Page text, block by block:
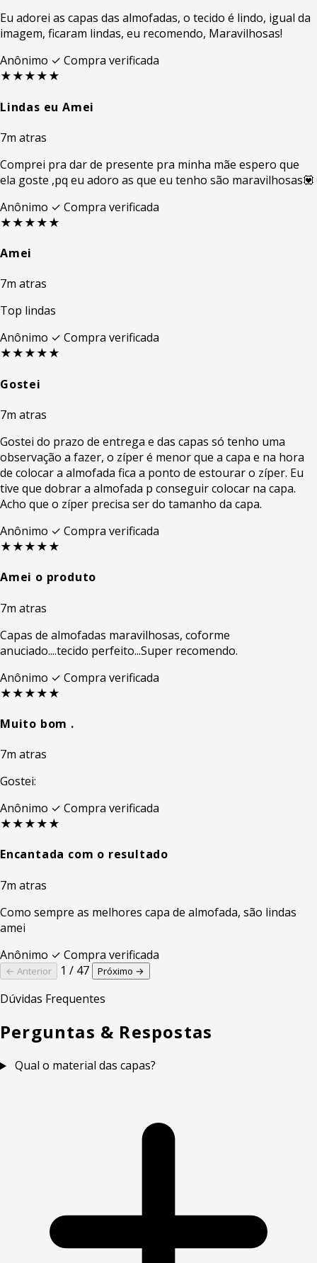
Eu adorei as capas das almofadas, o tecido é lindo, igual da
imagem, ficaram lindas, eu recomendo, Maravilhosas!
Anônimo ✓ Compra verificada
★★★★★
Lindas eu Amei
7m atras
Comprei pra dar de presente pra minha mãe espero que
ela goste ,pq eu adoro as que eu tenho são maravilhosas💟
Anônimo ✓ Compra verificada
★★★★★
Amei
7m atras
Top lindas
Anônimo ✓ Compra verificada
★★★★★
Gostei
7m atras
Gostei do prazo de entrega e das capas só tenho uma
observação a fazer, o zíper é menor que a capa e na hora
de colocar a almofada fica a ponto de estourar o zíper. Eu
tive que dobrar a almofada p conseguir colocar na capa.
Acho que o zíper precisa ser do tamanho da capa.
Anônimo ✓ Compra verificada
★★★★★
Amei o produto
7m atras
Capas de almofadas maravilhosas, coforme
anuciado....tecido perfeito...Super recomendo.
Anônimo ✓ Compra verificada
★★★★★
Muito bom .
7m atras
Gostei:
Anônimo ✓ Compra verificada
★★★★★
Encantada com o resultado
7m atras
Como sempre as melhores capa de almofada, são lindas
amei
Anônimo ✓ Compra verificada
← Anterior 1 / 47 Próximo →
Dúvidas Frequentes
Perguntas & Respostas
Qual o material das capas?